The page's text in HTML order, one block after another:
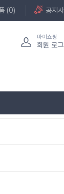
(0) 공지
마이쇼핑
회원 로